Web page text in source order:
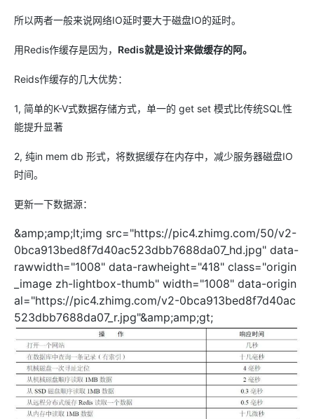
所以两者一般来说网络IO延时要大于磁盘IO的延时。
用Redis作缓存是因为， Redis就是设计来做缓存的阿。
Reids作缓存的几大优势：
1, 简单的K-V式数据存储方式，单一的 get set 模式比传统SQL性
能提升显著
2, 纯in mem db 形式，将数据缓存在内存中，减少服务器磁盘IO
时间。
更新一下数据源：
&amp;amp;lt;img src="https://pic4.zhimg.com/50/v2-
0bca913bed8f7d40ac523dbb7688da07_hd.jpg" data-
rawwidth="1008" data-rawheight="418" class="origin
_image zh-lightbox-thumb" width="1008" data-origin
al="https://pic4.zhimg.com/v2-0bca913bed8f7d40ac
523dbb7688da07_r.jpg"&amp;amp;gt;